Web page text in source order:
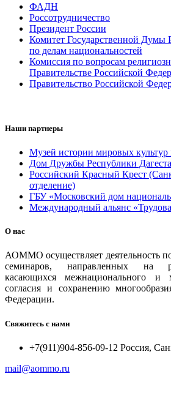
ФАДН
Россотрудничество
Президент России
Комитет Государственной Думы
по делам национальностей
Комиссия по вопросам
Правительстве Российской
Правительство Российской
Наши партнеры
Музей истории мировых культур
Дом Дружбы Республики
Российский Красный Крест
отделение)
ГБУ «Московский дом
Международный альянс
О нас
АОММО осуществляет деятельность
семинаров, направленных на
касающихся межнационального и
согласия и сохранению
Федерации.
Свяжитесь с нами
+7(911)904-856-09-12 Россия,
mail@aommo.ru